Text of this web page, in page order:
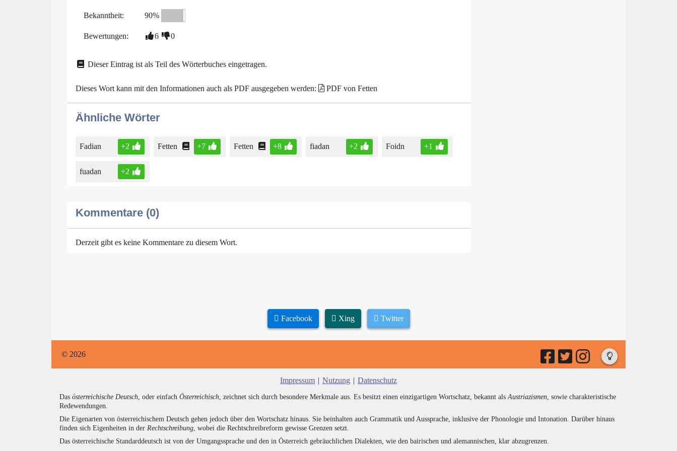
Bekanntheit: 90%
Bewertungen: 6 0
Dieser Eintrag ist als Teil des Wörterbuches eingetragen.
Dieses Wort kann mit den Informationen auch als PDF ausgegeben werden: PDF von Fetten
Ähnliche Wörter
Fadian +2 Fetten +7 Fetten +8 fiadan +2 Foidn +1
fuadan +2
Kommentare (0)
Derzeit gibt es keine Kommentare zu diesem Wort.
Facebook Xing Twitter
© 2026
Impressum | Nutzung | Datenschutz
Das österreichische Deutsch , oder einfach Österreichisch , zeichnet sich durch besondere Merkmale aus. Es besitzt einen einzigartigen Wortschatz, bekannt als Austriazismen , sowie charakteristische
Redewendungen.
Die Eigenarten von österreichischem Deutsch gehen jedoch über den Wortschatz hinaus. Sie beinhalten auch Grammatik und Aussprache, inklusive der Phonologie und Intonation. Darüber hinaus
finden sich Eigenheiten in der Rechtschreibung , wobei die Rechtschreibreform gewisse Grenzen setzt.
Das österreichische Standarddeutsch ist von der Umgangssprache und den in Österreich gebräuchlichen Dialekten, wie den bairischen und alemannischen, klar abzugrenzen.